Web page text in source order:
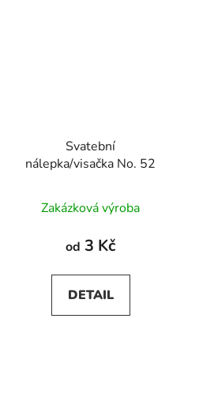
Svatební
nálepka/visačka No. 52
Zakázková výroba
od 3 Kč
DETAIL